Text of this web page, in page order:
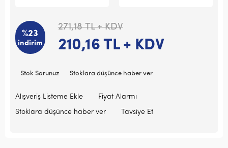
%23
indirim
271,18TL + KDV
210,16TL + KDV
Stok Sorunuz Stoklara düşünce haber ver
Alışveriş Listeme Ekle
Fiyat Alarmı
Stoklara düşünce haber ver
Tavsiye Et